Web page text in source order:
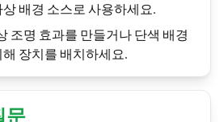
배경 소스로 사용하세요.
조명 효과를 만들거나 단색 배경
장치를 배치하세요.
문